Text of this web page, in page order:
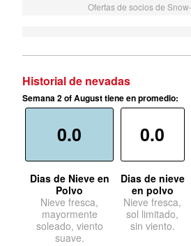
Ofertas de socios de
Historial de nevadas
Semana 2 of August tiene en promedio:
0.0
Dias de Nieve en
Polvo
Nieve fresca,
mayormente
soleado, viento
suave.
0.0
Dias de nieve
en polvo
Nieve fresca,
sol limitado,
sin viento.